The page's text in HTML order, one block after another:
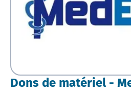
Dons de matériel -